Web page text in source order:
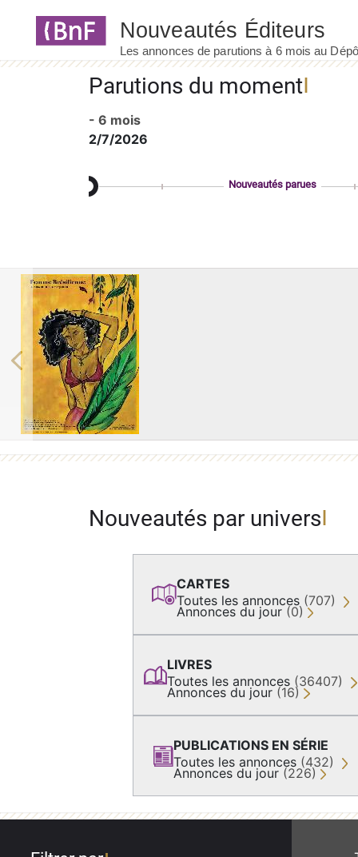
Parutions du moment
- 6 mois
2/7/2026
Nouveautés parues
Previous
Nouveautés par univers
CARTES
Toutes les annonces (707)
Annonces du jour (0)
LIVRES
Toutes les annonces (36407)
Annonces du jour (16)
PUBLICATIONS EN SÉRIE
Toutes les annonces (432)
Annonces du jour (226)